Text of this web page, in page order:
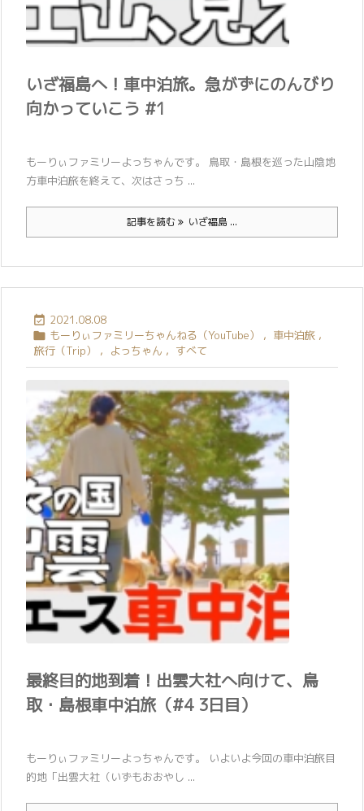
いざ福島へ！車中泊旅。急がずにのんびり
向かっていこう #1
もーりぃファミリーよっちゃんです。 鳥取・島根を巡った山陰地
方車中泊旅を終えて、次はさっち ...
記事を読む いざ福島 ...
 2021.08.08
 もーりぃファミリーちゃんねる（YouTube） , 車中泊旅 ,
旅行（Trip）
, よっちゃん , すべて
最終目的地到着！出雲大社へ向けて、鳥
取・島根車中泊旅（#4 3日目）
もーりぃファミリーよっちゃんです。 いよいよ今回の車中泊旅目
的地「出雲大社（いずもおおやし ...